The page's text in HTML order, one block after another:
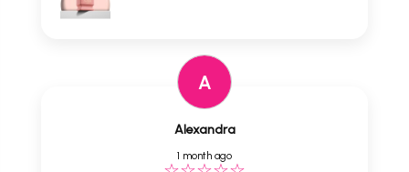
A
Alexandra
1 month ago